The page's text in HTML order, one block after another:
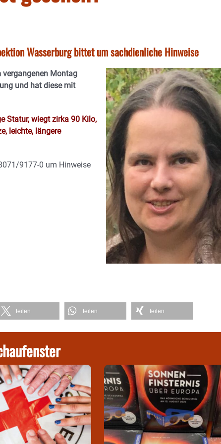
Wasserburg bittet um sachdienliche Hinweise
vergangenen Montag
und hat diese mit
Statur, wiegt zirka 90 Kilo,
leichte, längere
9177-0 um Hinweise
teilen teilen teilen